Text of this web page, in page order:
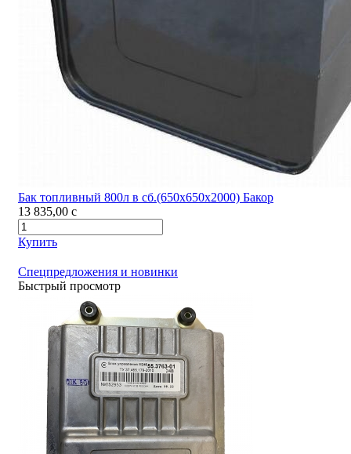
Бак топливный 800л в сб.(650х650х2000) Бакор
13 835,00 c
Купить
Спецпредложения и новинки
Быстрый просмотр